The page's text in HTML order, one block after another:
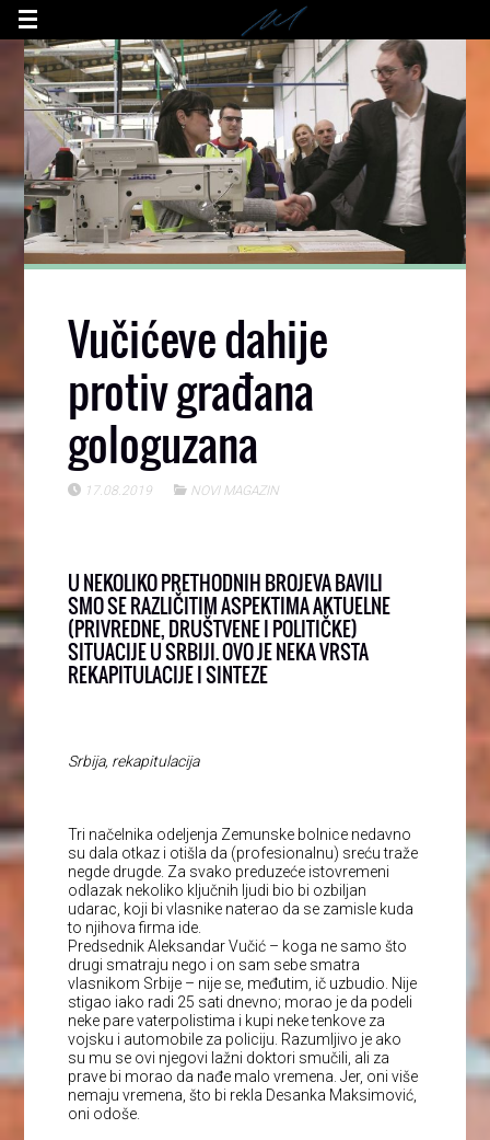
Vučićeve dahije
protiv građana
gologuzana
17.08.2019 NOVI MAGAZIN
U NEKOLIKO PRETHODNIH BROJEVA BAVILI
SMO SE RAZLIČITIM ASPEKTIMA AKTUELNE
(PRIVREDNE, DRUŠTVENE I POLITIČKE)
SITUACIJE U SRBIJI. OVO JE NEKA VRSTA
REKAPITULACIJE I SINTEZE
Srbija, rekapitulacija
Tri načelnika odeljenja Zemunske bolnice nedavno
su dala otkaz i otišla da (profesionalnu) sreću traže
negde drugde. Za svako preduzeće istovremeni
odlazak nekoliko ključnih ljudi bio bi ozbiljan
udarac, koji bi vlasnike naterao da se zamisle kuda
to njihova firma ide.
Predsednik Aleksandar Vučić – koga ne samo što
drugi smatraju nego i on sam sebe smatra
vlasnikom Srbije – nije se, međutim, ič uzbudio. Nije
stigao iako radi 25 sati dnevno; morao je da podeli
neke pare vaterpolistima i kupi neke tenkove za
vojsku i automobile za policiju. Razumljivo je ako
su mu se ovi njegovi lažni doktori smučili, ali za
prave bi morao da nađe malo vremena. Jer, oni više
nemaju vremena, što bi rekla Desanka Maksimović,
oni odoše.